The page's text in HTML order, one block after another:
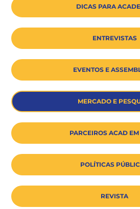
DICAS PARA
ENTREVISTAS
EVENTOS E
MERCADO E
PARCEIROS ACAD
POLÍTICAS
REVISTA